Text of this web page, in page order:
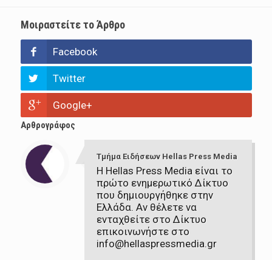
Μοιραστείτε το Άρθρο
Facebook
Twitter
Google+
Αρθρογράφος
Τμήμα Ειδήσεων Hellas Press Media
Η Hellas Press Media είναι το
πρώτο ενημερωτικό Δίκτυο
που δημιουργήθηκε στην
Ελλάδα. Αν θέλετε να
ενταχθείτε στο Δίκτυο
επικοινωνήστε στο
info@hellaspressmedia.gr